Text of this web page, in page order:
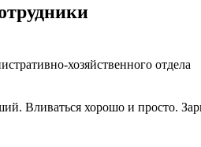
хозяйственного отдела
Вливаться хорошо и просто.